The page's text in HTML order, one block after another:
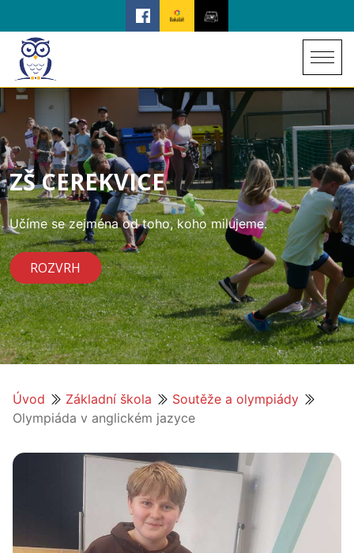
ZŠ CEREKVICE
Učíme se zejména od toho, koho milujeme.
ROZVRH
Úvod Základní škola
Soutěže a olympiády
Olympiáda v anglickém jazyce